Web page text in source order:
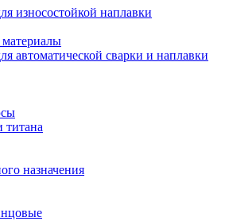
износостойкой наплавки
автоматической сварки и наплавки
титана
назначения